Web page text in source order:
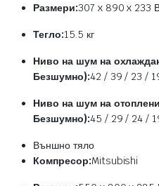
Размери:307 x 890 x 233
Тегло:15.5 кг
Ниво на шум на
Безшумно):42 / 39 / 23 /
Ниво на шум на
Безшумно):45 / 29 / 24 /
Външно тяло
Компресор:Mitsubishi